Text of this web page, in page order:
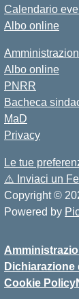
Calendario
Albo online
Albo online
PNRR
Bacheca
MaD
Privacy
Le tue
⚠️ Inviaci un
Copyright ©
Powered by
Cookie Policy